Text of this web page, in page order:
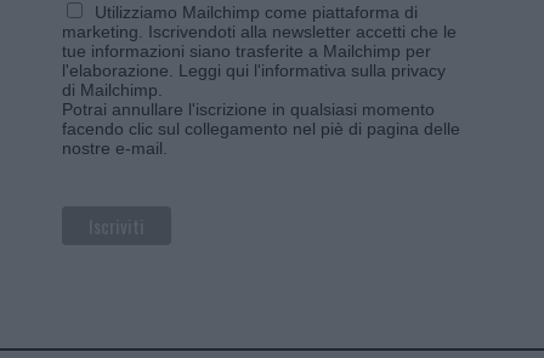
Utilizziamo Mailchimp come piattaforma di
marketing. Iscrivendoti alla newsletter accetti che le
tue informazioni siano trasferite a Mailchimp per
l'elaborazione. Leggi qui l'informativa sulla privacy
di Mailchimp
Potrai annullare l'iscrizione in qualsiasi momento
facendo clic sul collegamento nel piè di pagina delle
nostre e-mail.